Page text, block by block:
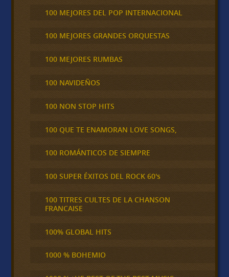
100 MEJORES DEL POP INTERNACIONAL
100 MEJORES GRANDES ORQUESTAS
100 MEJORES RUMBAS
100 NAVIDEÑOS
100 NON STOP HITS
100 QUE TE ENAMORAN LOVE SONGS,
100 ROMÁNTICOS DE SIEMPRE
100 SUPER ÉXITOS DEL ROCK 60's
100 TITRES CULTES DE LA CHANSON
FRANCAISE
100% GLOBAL HITS
1000 % BOHEMIO